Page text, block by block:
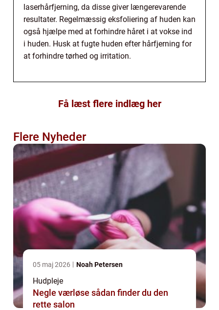
laserhårfjerning, da disse giver længerevarende
resultater. Regelmæssig eksfoliering af huden kan
også hjælpe med at forhindre håret i at vokse ind
i huden. Husk at fugte huden efter hårfjerning for
at forhindre tørhed og irritation.
Få læst flere indlæg her
Flere Nyheder
05 maj 2026 Noah Petersen
Hudpleje
Negle værløse sådan finder du den
rette salon